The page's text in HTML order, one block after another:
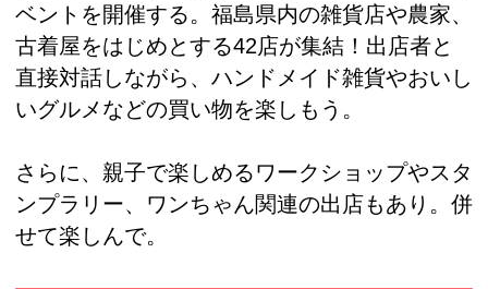
ベントを開催する。福島県内の雑貨店や農家、
古着屋をはじめとする42店が集結！出店者と
直接対話しながら、ハンドメイド雑貨やおいし
いグルメなどの買い物を楽しもう。
さらに、親子で楽しめるワークショップやスタ
ンプラリー、ワンちゃん関連の出店もあり。併
せて楽しんで。